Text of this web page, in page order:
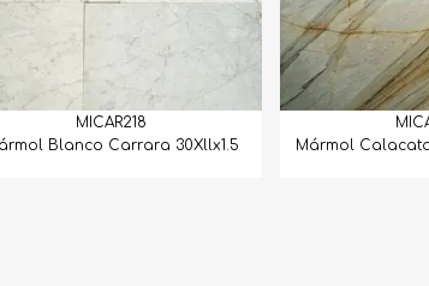
MICAR218
Blanco Carrara 30Xllx1.5
Mármol